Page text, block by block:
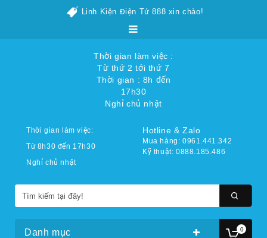
Linh Kiện Điện Tử 888 xin chào!
Thời gian làm việc :
Từ thứ 2 tới thứ 7
Thời gian : 8h đến
17h30
Nghỉ chủ nhật
0
Thời gian làm việc:
Từ 8h30 đến 17h30
Nghỉ chủ nhật
Hotline & Zalo
Mua hàng: 0961.441.342
Kỹ thuật: 0888.185.486
Danh mục